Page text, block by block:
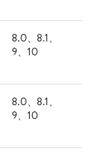
8.0、8.1、
9、10
8.0、8.1、
9、10